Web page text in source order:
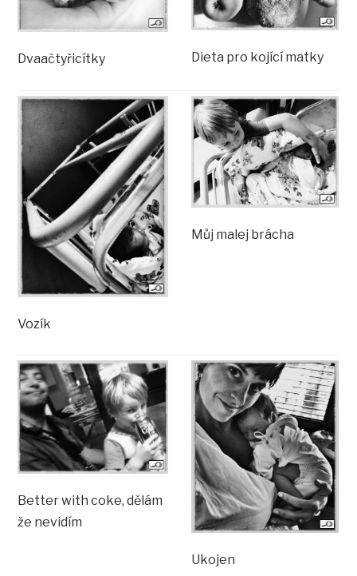
Dvaačtyřicítky Dieta pro kojící matky
Vozík
Můj malej brácha
Better with coke, dělám
že nevidím
Ukojen